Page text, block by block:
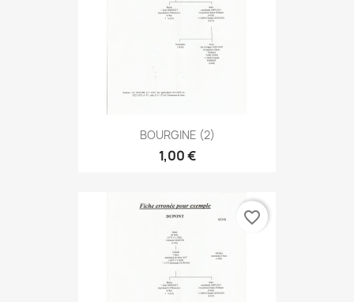
BOURGINE (2)
1,00 €
favorite_border